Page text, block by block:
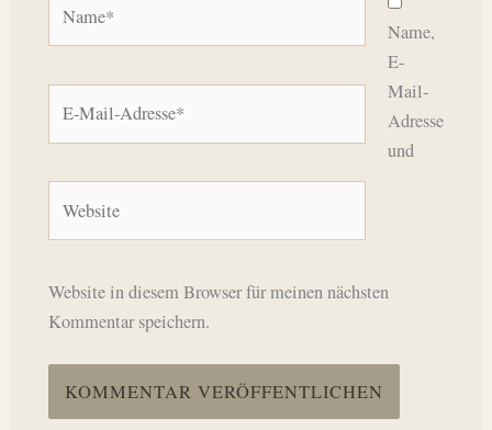
Mail-
Name,
E-
Mail-
Adresse
und
Website in diesem Browser für meinen nächsten
Kommentar speichern.